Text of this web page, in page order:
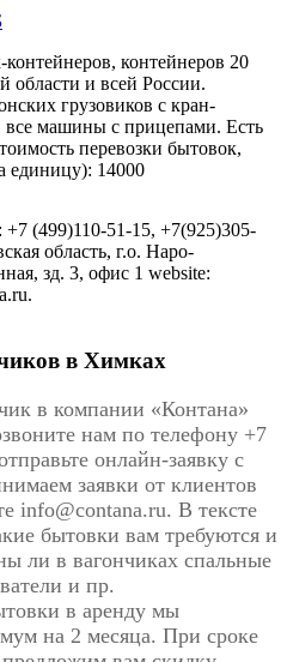
контейнеров 20
области и всей России.
грузовиков с кран-
все машины с прицепами. Есть
перевозки бытовок,
единицу): 14000
(499)110-51-15, +7(925)305-
область, г.о. Наро-
зд. 3, офис 1 website:
в Химках
в компании «Контана»
нам по телефону +7
онлайн-заявку с
заявки от клиентов
info@contana.ru. В тексте
бытовки вам требуются и
ли в вагончиках спальные
и пр.
в аренду мы
на 2 месяца. При сроке